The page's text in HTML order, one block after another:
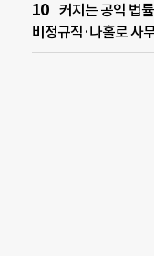
커지는 공익 법
비정규직·나홀로 사